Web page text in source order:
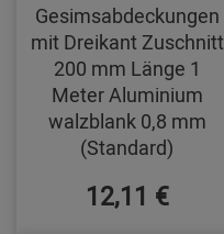
Gesimsabdeckungen
mit Dreikant Zuschnitt
200 mm Länge 1
Meter Aluminium
walzblank 0,8 mm
(Standard)
12,11 €